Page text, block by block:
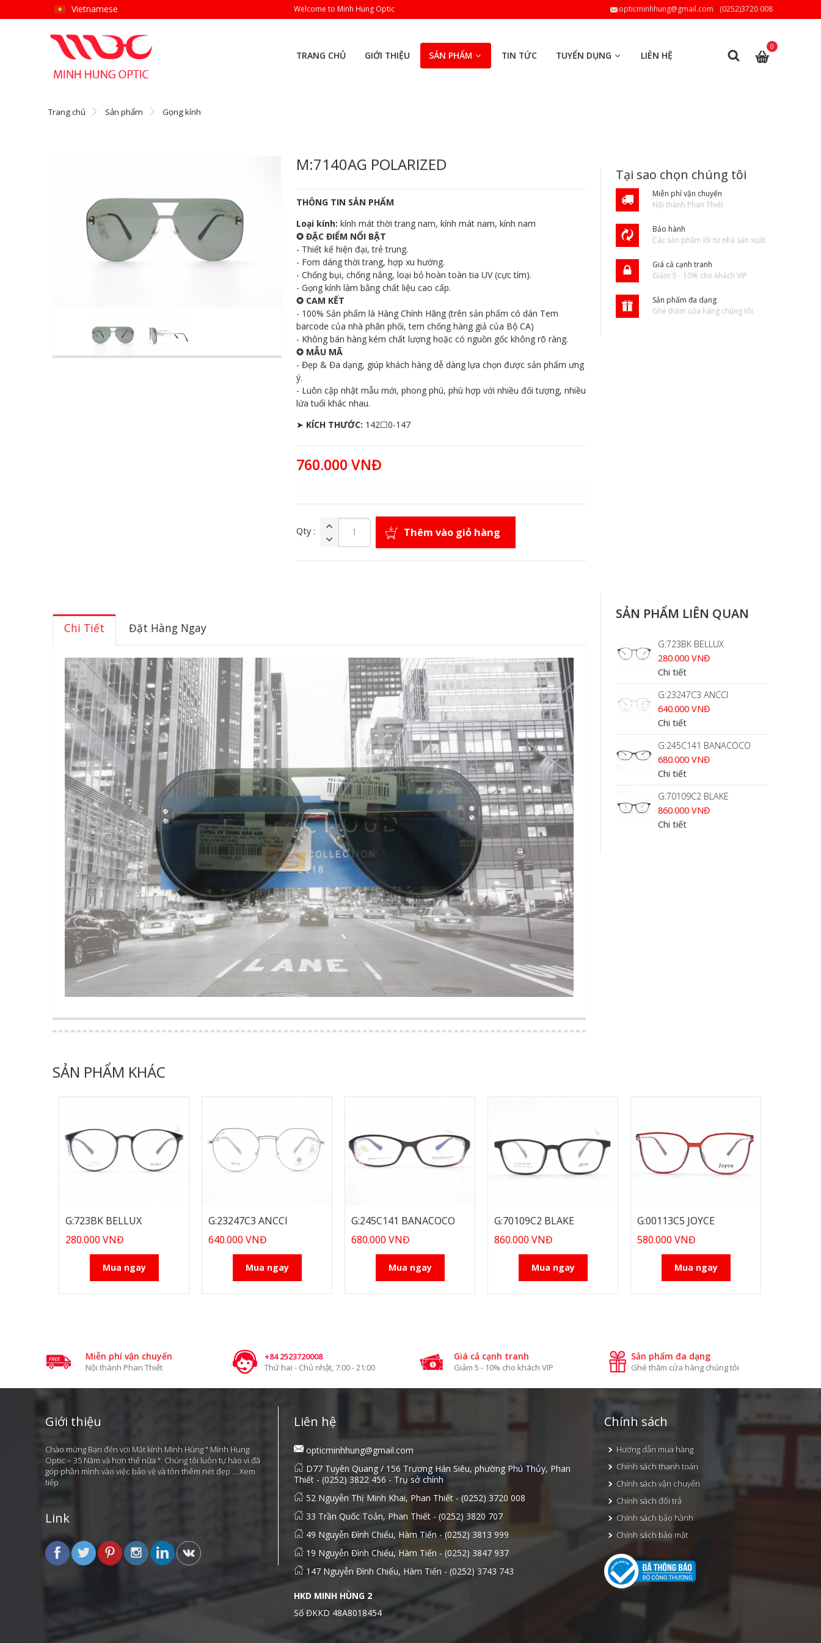
Vietnamese Welcome to Minh Hung Optic opticminhhung@gmail.com (0252)3720 008
LIÊN HỆ
TUYỂN DỤNG
TIN TỨC
SẢN PHẨM
GIỚI THIỆU
TRANG CHỦ
0
Trang chủ Sản phẩm Gọng kính
M:7140AG POLARIZED
THÔNG TIN SẢN PHẨM
Loại kính: kính mát thời trang nam, kính mát nam, kính nam
✪ ĐẶC ĐIỂM NỔI BẬT
- Thiết kế hiện đại, trẻ trung.
- Fom dáng thời trang, hợp xu hướng.
- Chống bụi, chống nắng, loại bỏ hoàn toàn tia UV (cực tím).
- Gọng kính làm bằng chất liệu cao cấp.
✪ CAM KẾT
- 100% Sản phẩm là Hàng Chính Hãng (trên sản phẩm có dán Tem
barcode của nhà phân phối, tem chống hàng giả của Bộ CA)
- Không bán hàng kém chất lượng hoặc có nguồn gốc không rõ ràng.
✪ MẪU MÃ
- Đẹp & Đa dạng, giúp khách hàng dễ dàng lựa chọn được sản phẩm ưng
ý.
- Luôn cập nhật mẫu mới, phong phú, phù hợp với nhiều đối tượng, nhiều
lứa tuổi khác nhau.
➤ KÍCH THƯỚC: 142☐0-147
760.000 VNĐ
Qty : Thêm vào giỏ hàng
Tại sao chọn chúng tôi
Miễn phí vận chuyển
Nội thành Phan Thiết
Bảo hành
Các sản phẩm lỗi từ nhà sản xuất
Giá cả cạnh tranh
Giảm 5 - 10% cho khách VIP
Sản phẩm đa dạng
Ghé thăm cửa hàng chúng tôi
Chi Tiết Đặt Hàng Ngay
SẢN PHẨM LIÊN QUAN
G:723BK BELLUX
280.000 VNĐ
Chi tiết
G:23247C3 ANCCI
640.000 VNĐ
Chi tiết
G:245C141 BANACOCO
680.000 VNĐ
Chi tiết
G:70109C2 BLAKE
860.000 VNĐ
Chi tiết
SẢN PHẨM KHÁC
G:723BK BELLUX
280.000 VNĐ
Mua ngay
G:23247C3 ANCCI
640.000 VNĐ
Mua ngay
G:245C141 BANACOCO
680.000 VNĐ
Mua ngay
G:70109C2 BLAKE
860.000 VNĐ
Mua ngay
G:00113C5 JOYCE
580.000 VNĐ
Mua ngay
Miễn phí vận chuyển
Nội thành Phan Thiết
+84 2523720008
Thứ hai - Chủ nhật, 7:00 - 21:00
Giá cả cạnh tranh
Giảm 5 - 10% cho khách VIP
Sản phẩm đa dạng
Ghé thăm cửa hàng chúng tôi
Giới thiệu
Chào mừng Bạn đến với Mắt kính Minh Hùng " Minh Hung
Optic – 35 Năm và hơn thế nữa ". Chúng tôi luôn tự hào vì đã
góp phần mình vào việc bảo vệ và tôn thêm nét đẹp ...Xem
tiếp
Link
Liên hệ
opticminhhung@gmail.com
D77 Tuyên Quang / 156 Trương Hán Siêu, phường Phú Thủy, Phan
Thiết - (0252) 3822 456 - Trụ sở chính
52 Nguyễn Thị Minh Khai, Phan Thiết - (0252) 3720 008
33 Trần Quốc Toản, Phan Thiết - (0252) 3820 707
49 Nguyễn Đình Chiểu, Hàm Tiến - (0252) 3813 999
19 Nguyễn Đình Chiểu, Hàm Tiến - (0252) 3847 937
147 Nguyễn Đình Chiểu, Hàm Tiến - (0252) 3743 743
HKD MINH HÙNG 2
Số ĐKKD 48A8018454
Chính sách
Hướng dẫn mua hàng
Chính sách thanh toán
Chính sách vận chuyển
Chính sách đổi trả
Chính sách bảo hành
Chính sách bảo mật